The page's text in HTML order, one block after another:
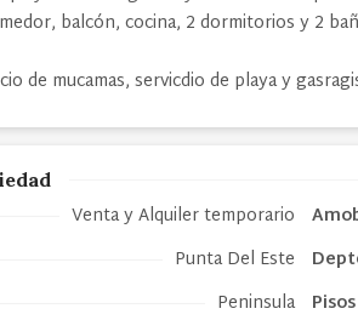
balcón, cocina, 2 dormitorios y 2
de mucamas, servicdio de playa y
Venta y Alquiler temporario
Punta Del Este
Peninsula Pisos